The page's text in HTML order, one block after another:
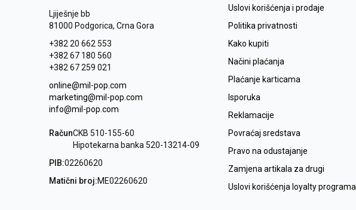
Ljiješnje bb
81000 Podgorica, Crna Gora
+382 20 662 553
+382 67 180 560
+382 67 259 021
online@mil-pop.com
marketing@mil-pop.com
info@mil-pop.com
RačunCKB 510-155-60
Hipotekarna banka 520-13214-09
PIB:02260620
Matični broj:ME02260620
Uslovi korišćenja i prodaje
Politika privatnosti
Kako kupiti
Načini plaćanja
Plaćanje karticama
Isporuka
Reklamacije
Povraćaj sredstava
Pravo na odustajanje
Zamjena artikala za drugi
Uslovi korišćenja loyalty programa